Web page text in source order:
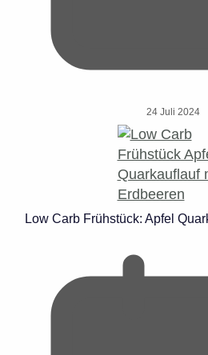
24 Juli 2024
Low Carb Frühstück: Apfel